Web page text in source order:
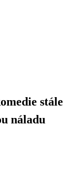
stále
náladu